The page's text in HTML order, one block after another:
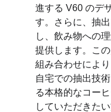
進する V60 のデ
す。さらに、抽
し、飲み物への
提供します。こ
組み合わせによ
自宅での抽出技
る本格的なコー
していただきた